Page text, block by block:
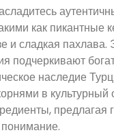
как пикантные
и сладкая пахлава.
подчеркивают
наследие
в культурный
предлагая
понимание.